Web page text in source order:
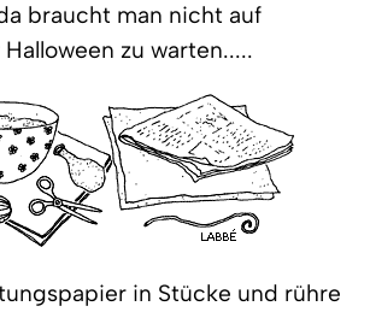
braucht man nicht auf
zu warten.....
in Stücke und rühre